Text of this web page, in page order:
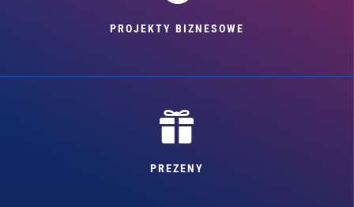
PROJEKTY BIZNESOWE

PREZENY